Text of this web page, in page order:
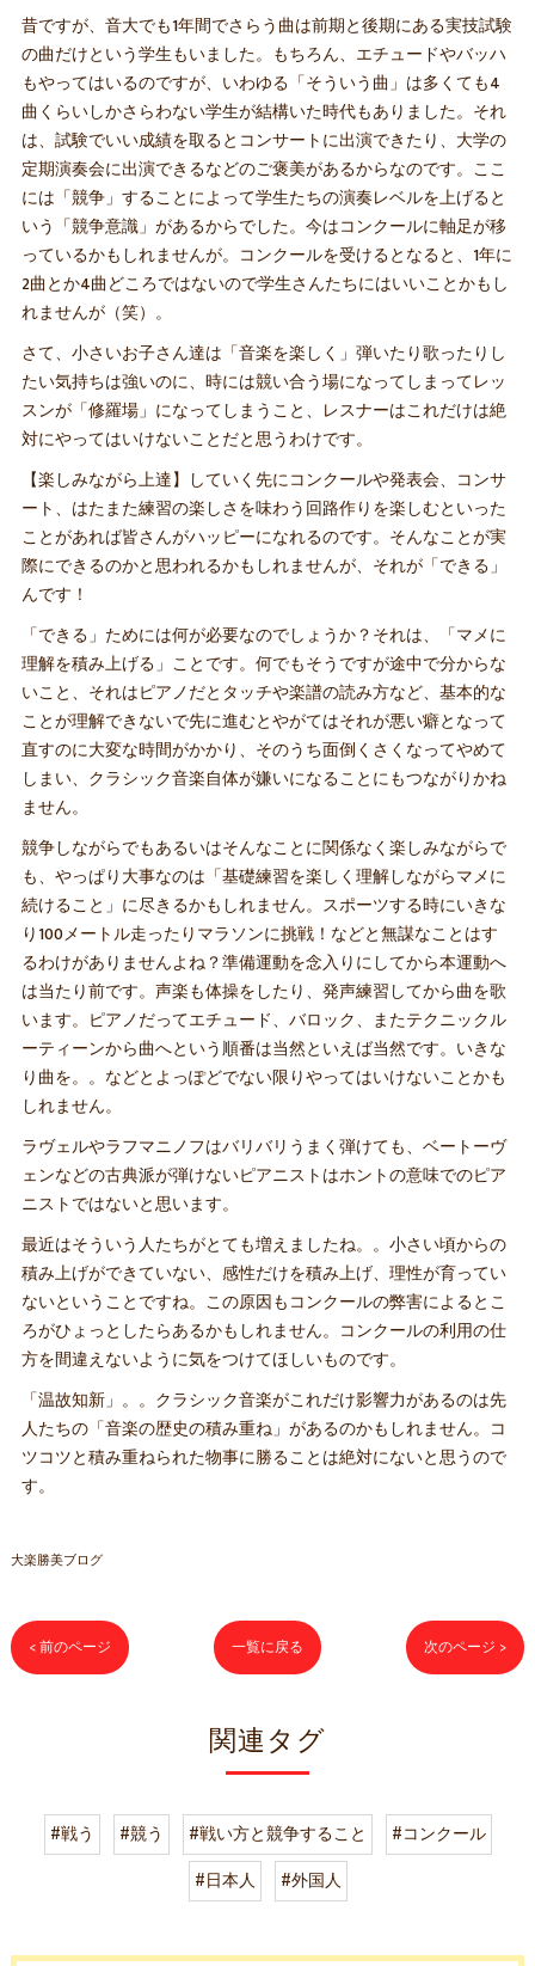
昔ですが、音大でも1年間でさらう曲は前期と後期にある実技試験
の曲だけという学生もいました。もちろん、エチュードやバッハ
もやってはいるのですが、いわゆる「そういう曲」は多くても4
曲くらいしかさらわない学生が結構いた時代もありました。それ
は、試験でいい成績を取るとコンサートに出演できたり、大学の
定期演奏会に出演できるなどのご褒美があるからなのです。ここ
には「競争」することによって学生たちの演奏レベルを上げると
いう「競争意識」があるからでした。今はコンクールに軸足が移
っているかもしれませんが。コンクールを受けるとなると、1年に
2曲とか4曲どころではないので学生さんたちにはいいことかもし
れませんが（笑）。
さて、小さいお子さん達は「音楽を楽しく」弾いたり歌ったりし
たい気持ちは強いのに、時には競い合う場になってしまってレッ
スンが「修羅場」になってしまうこと、レスナーはこれだけは絶
対にやってはいけないことだと思うわけです。
【楽しみながら上達】していく先にコンクールや発表会、コンサ
ート、はたまた練習の楽しさを味わう回路作りを楽しむといった
ことがあれば皆さんがハッピーになれるのです。そんなことが実
際にできるのかと思われるかもしれませんが、それが「できる」
んです！
「できる」ためには何が必要なのでしょうか？それは、「マメに
理解を積み上げる」ことです。何でもそうですが途中で分からな
いこと、それはピアノだとタッチや楽譜の読み方など、基本的な
ことが理解できないで先に進むとやがてはそれが悪い癖となって
直すのに大変な時間がかかり、そのうち面倒くさくなってやめて
しまい、クラシック音楽自体が嫌いになることにもつながりかね
ません。
競争しながらでもあるいはそんなことに関係なく楽しみながらで
も、やっぱり大事なのは「基礎練習を楽しく理解しながらマメに
続けること」に尽きるかもしれません。スポーツする時にいきな
り100メートル走ったりマラソンに挑戦！などと無謀なことはす
るわけがありませんよね？準備運動を念入りにしてから本運動へ
は当たり前です。声楽も体操をしたり、発声練習してから曲を歌
います。ピアノだってエチュード、バロック、またテクニックル
ーティーンから曲へという順番は当然といえば当然です。いきな
り曲を。。などとよっぽどでない限りやってはいけないことかも
しれません。
ラヴェルやラフマニノフはバリバリうまく弾けても、ベートーヴ
ェンなどの古典派が弾けないピアニストはホントの意味でのピア
ニストではないと思います。
最近はそういう人たちがとても増えましたね。。小さい頃からの
積み上げができていない、感性だけを積み上げ、理性が育ってい
ないということですね。この原因もコンクールの弊害によるとこ
ろがひょっとしたらあるかもしれません。コンクールの利用の仕
方を間違えないように気をつけてほしいものです。
「温故知新」。。クラシック音楽がこれだけ影響力があるのは先
人たちの「音楽の歴史の積み重ね」があるのかもしれません。コ
ツコツと積み重ねられた物事に勝ることは絶対にないと思うので
す。
大楽勝美ブログ
< 前のページ 一覧に戻る 次のページ >
関連タグ
#戦う #競う #戦い方と競争すること
#コンクール
#日本人
#外国人